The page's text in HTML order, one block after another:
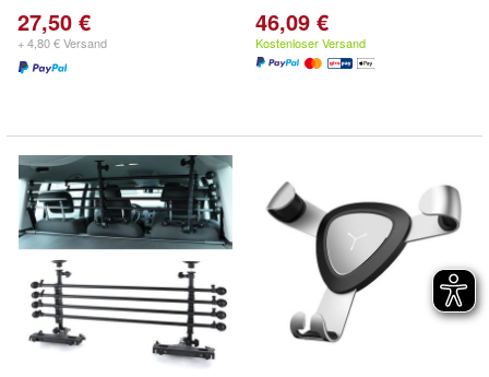
27,50 €
+ 4,80 € Versand
46,09 €
Kostenloser Versand